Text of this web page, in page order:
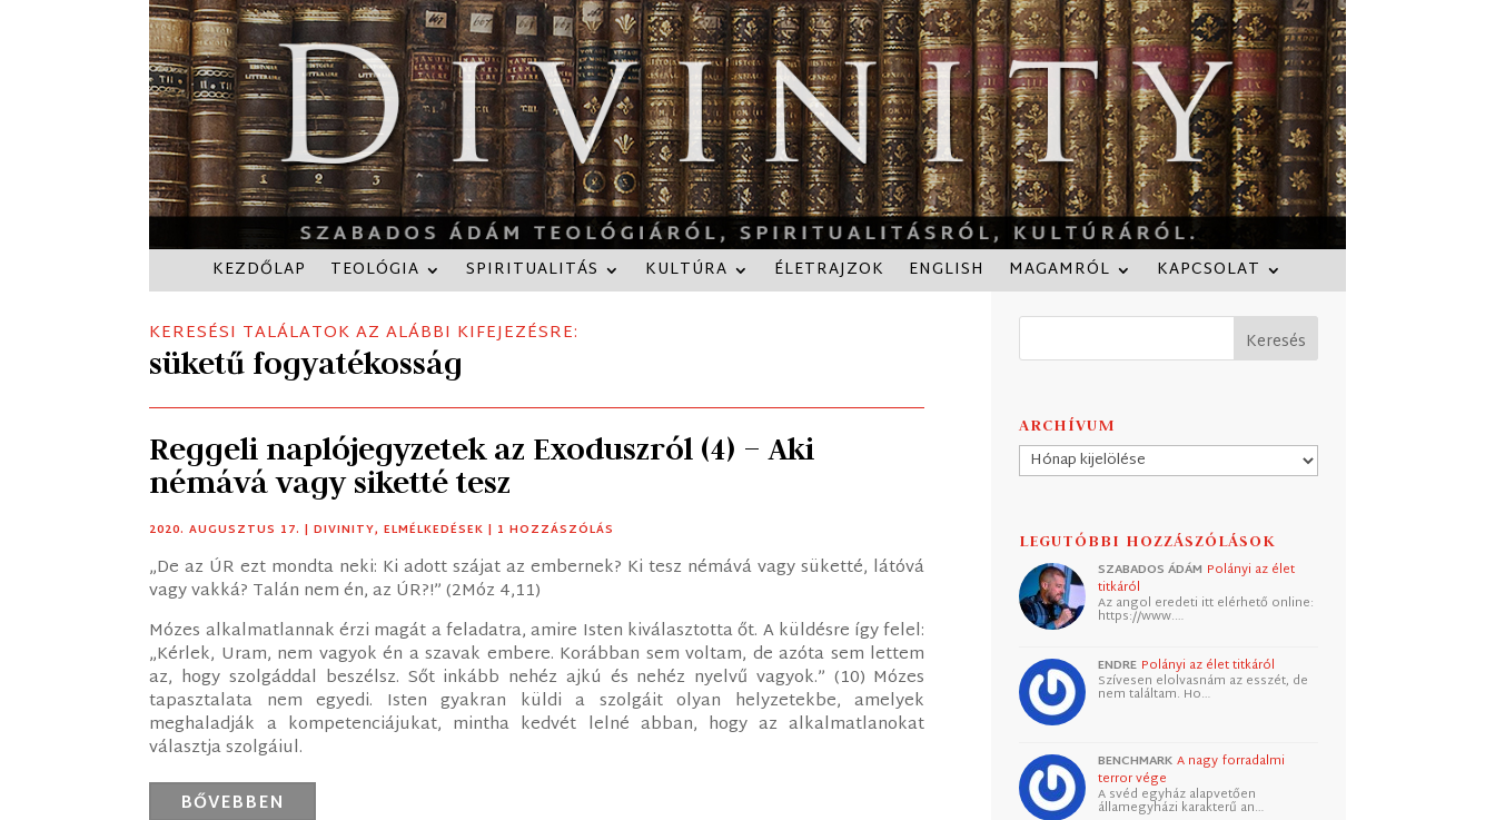
KEZDŐLAP TEOLÓGIA SPIRITUALITÁS KULTÚRA ÉLETRAJZOK ENGLISH MAGAMRÓL KAPCSOLAT
KERESÉSI TALÁLATOK AZ ALÁBBI KIFEJEZÉSRE:
süketű fogyatékosság
Reggeli naplójegyzetek az Exoduszról (4) – Aki
némává vagy siketté tesz
2020. AUGUSZTUS 17. |DIVINITY,ELMÉLKEDÉSEK | 1 HOZZÁSZÓLÁS
„De az ÚR ezt mondta neki: Ki adott szájat az embernek? Ki tesz némává vagy süketté, látóvá
vagy vakká? Talán nem én, az ÚR?!” (2Móz 4,11)
Mózes alkalmatlannak érzi magát a feladatra, amire Isten kiválasztotta őt. A küldésre így felel:
„Kérlek, Uram, nem vagyok én a szavak embere. Korábban sem voltam, de azóta sem lettem
az, hogy szolgáddal beszélsz. Sőt inkább nehéz ajkú és nehéz nyelvű vagyok.” (10) Mózes
tapasztalata nem egyedi. Isten gyakran küldi a szolgáit olyan helyzetekbe, amelyek
meghaladják a kompetenciájukat, mintha kedvét lelné abban, hogy az alkalmatlanokat
választja szolgáiul.
BŐVEBBEN
ARCHÍVUM
Archívum
LEGUTÓBBI HOZZÁSZÓLÁSOK
SZABADOS ÁDÁM Polányi az élet
titkáról
Az angol eredeti itt elérhető online:
https://www.…
ENDRE Polányi az élet titkáról
Szívesen elolvasnám az esszét, de
nem találtam. Ho…
BENCHMARK A nagy forradalmi
terror vége
A svéd egyház alapvetően
államegyházi karakterű an…